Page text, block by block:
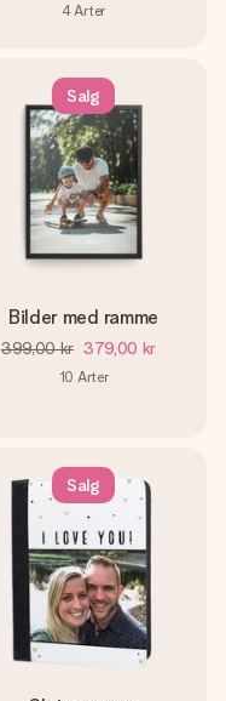
4Arter
Salg
Bilder med ramme
399,00 kr 379,00 kr
10 Arter
Salg